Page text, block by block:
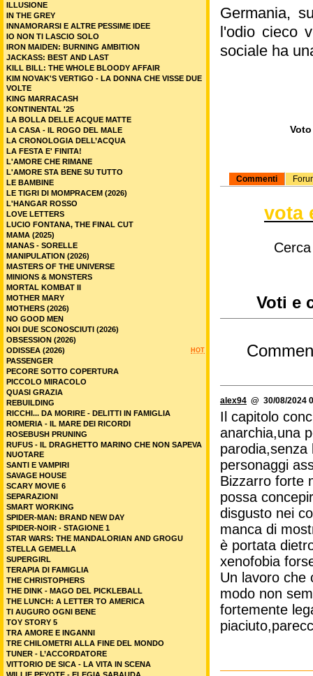
Germania,
l'odio cieco
sociale ha
Commenti
vota
Voti e
alex94 @ 30/08/2024
Il capitolo
anarchia,una
personaggi
Bizzarro forte
possa
disgusto nei
manca di
è portata
xenofobia
Un lavoro che
modo non
fortemente
ILLUSIONE
IN THE GREY
INNAMORARSI E ALTRE PESSIME IDEE
IO NON TI LASCIO SOLO
IRON MAIDEN: BURNING AMBITION
JACKASS: BEST AND LAST
KILL BILL: THE WHOLE BLOODY AFFAIR
KIM NOVAK'S VERTIGO - LA DONNA CHE VISSE DUE
VOLTE
KING MARRACASH
KONTINENTAL '25
LA BOLLA DELLE ACQUE MATTE
LA CASA - IL ROGO DEL MALE
LA CRONOLOGIA DELL’ACQUA
LA FESTA E' FINITA!
L'AMORE CHE RIMANE
L'AMORE STA BENE SU TUTTO
LE BAMBINE
LE TIGRI DI MOMPRACEM (2026)
L'HANGAR ROSSO
LOVE LETTERS
LUCIO FONTANA, THE FINAL CUT
MAMA (2025)
MANAS - SORELLE
MANIPULATION (2026)
MASTERS OF THE UNIVERSE
MINIONS & MONSTERS
MORTAL KOMBAT II
MOTHER MARY
MOTHERS (2026)
NO GOOD MEN
NOI DUE SCONOSCIUTI (2026)
OBSESSION (2026)
HOT
ODISSEA (2026)
PASSENGER
PECORE SOTTO COPERTURA
PICCOLO MIRACOLO
QUASI GRAZIA
REBUILDING
RICCHI... DA MORIRE - DELITTI IN FAMIGLIA
ROMERIA - IL MARE DEI RICORDI
ROSEBUSH PRUNING
RUFUS - IL DRAGHETTO MARINO CHE NON SAPEVA
NUOTARE
SANTI E VAMPIRI
SAVAGE HOUSE
SCARY MOVIE 6
SEPARAZIONI
SMART WORKING
SPIDER-MAN: BRAND NEW DAY
SPIDER-NOIR - STAGIONE 1
STAR WARS: THE MANDALORIAN AND GROGU
STELLA GEMELLA
SUPERGIRL
TERAPIA DI FAMIGLIA
THE CHRISTOPHERS
THE DINK - MAGO DEL PICKLEBALL
THE LUNCH: A LETTER TO AMERICA
TI AUGURO OGNI BENE
TOY STORY 5
TRA AMORE E INGANNI
TRE CHILOMETRI ALLA FINE DEL MONDO
TUNER - L’ACCORDATORE
VITTORIO DE SICA - LA VITA IN SCENA